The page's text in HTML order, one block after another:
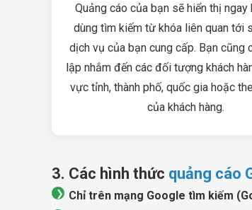
Quảng cáo của bạn sẽ hiển thị
dùng tìm kiếm từ khóa liên quan tới
dịch vụ của bạn cung cấp. Bạn cũng
lập nhắm đến các đối tượng khách
vực tỉnh, thành phố, quốc gia hoặc
của khách hàng.
3. Các hình thức quảng cáo
Chỉ trên mạng Google tìm kiếm